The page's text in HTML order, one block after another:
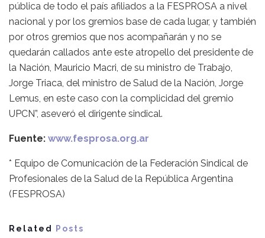
pública de todo el país afiliados a la FESPROSA a nivel
nacional y por los gremios base de cada lugar, y también
por otros gremios que nos acompañarán y no se
quedarán callados ante este atropello del presidente de
la Nación, Mauricio Macri, de su ministro de Trabajo,
Jorge Triaca, del ministro de Salud de la Nación, Jorge
Lemus, en este caso con la complicidad del gremio
UPCN”, aseveró el dirigente sindical.
Fuente: www.fesprosa.org.ar
* Equipo de Comunicación de la Federación Sindical de
Profesionales de la Salud de la República Argentina
(FESPROSA)
Related Posts